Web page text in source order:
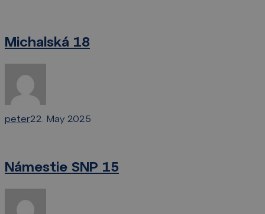
Michalská 18
peter22. May 2025
15
Námestie SNP 15